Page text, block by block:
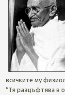
всичките му
“Тя разцъфтява в